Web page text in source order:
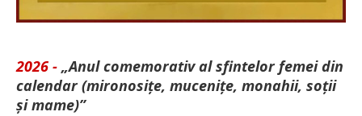
2026 - „Anul comemorativ al sfintelor femei din
calendar (mironosițe, mu­cenițe, monahii, soții
și mame)”